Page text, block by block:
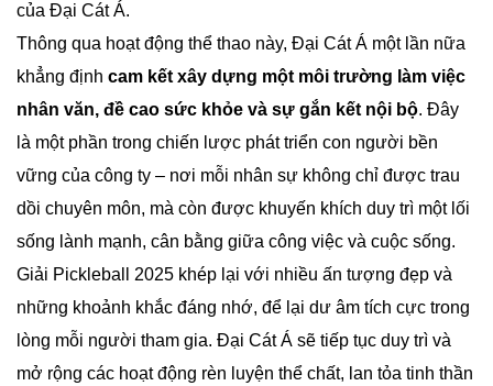
của Đại Cát Á.
Thông qua hoạt động thể thao này, Đại Cát Á một lần nữa
khẳng định cam kết xây dựng một môi trường làm việc
nhân văn, đề cao sức khỏe và sự gắn kết nội bộ. Đây
là một phần trong chiến lược phát triển con người bền
vững của công ty – nơi mỗi nhân sự không chỉ được trau
dồi chuyên môn, mà còn được khuyến khích duy trì một lối
sống lành mạnh, cân bằng giữa công việc và cuộc sống.
Giải Pickleball 2025 khép lại với nhiều ấn tượng đẹp và
những khoảnh khắc đáng nhớ, để lại dư âm tích cực trong
lòng mỗi người tham gia. Đại Cát Á sẽ tiếp tục duy trì và
mở rộng các hoạt động rèn luyện thể chất, lan tỏa tinh thần